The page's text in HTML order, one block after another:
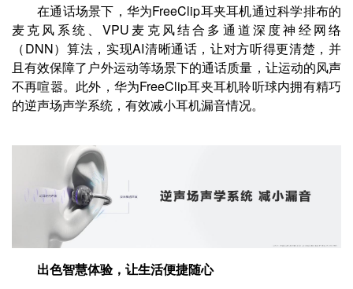
在通话场景下，华为FreeClip耳夹耳机通过科学排布的
麦克风系统、VPU麦克风结合多通道深度神经网络
（DNN）算法，实现AI清晰通话，让对方听得更清楚，并
且有效保障了户外运动等场景下的通话质量，让运动的风声
不再喧嚣。此外，华为FreeClip耳夹耳机聆听球内拥有精巧
的逆声场声学系统，有效减小耳机漏音情况。
出色智慧体验，让生活便捷随心